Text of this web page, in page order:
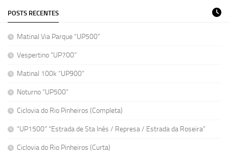
POSTS RECENTES
Matinal Via Parque “UP500”
Vespertino “UP700”
Matinal 100k “UP900”
Noturno “UP500”
Ciclovia do Rio Pinheiros (Completa)
“UP1500” “Estrada de Sta Inês / Represa / Estrada da Roseira”
Ciclovia do Rio Pinheiros (Curta)